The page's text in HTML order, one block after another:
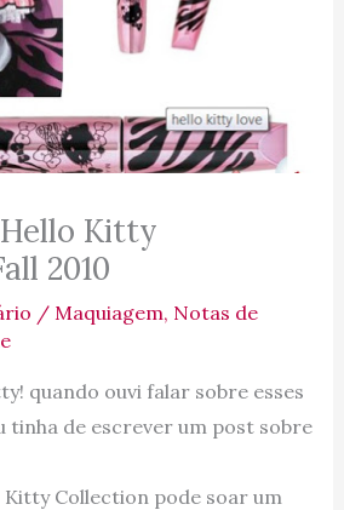
Kitty
2010
/ Maquiagem, Notas de
quando ouvi falar sobre esses
tinha de escrever um post sobre
Kitty Collection pode soar um